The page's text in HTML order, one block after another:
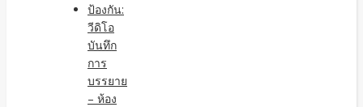
ป้องกัน:
วีดิโอ
บันทึก
การ
บรรยาย
– ห้อง